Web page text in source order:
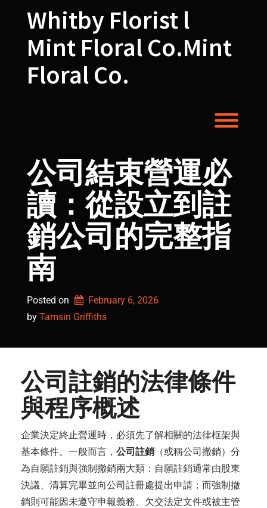
Whitby Florist l
Mint Floral Co.Mint
Floral Co.
公司結束營運必
讀：從設立到註
銷公司 的完整指
南
Posted on
February 6, 2026
by Tamsin Griffiths
公司註銷的法律條件
與程序概述
企業決定終止營運時，必須先了解相關的法律框架與
基本條件。一般而言， 公司註銷 （或稱公司撤銷）分
為自願註銷與強制撤銷兩大類：自願註銷通常由股東
決議、清算完畢並向公司註冊處提出申請；而強制撤
銷則可能因未遵守申報義務、欠交法定文件或被主管